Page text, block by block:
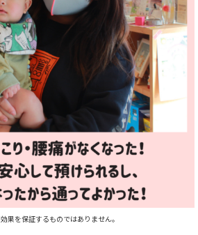
効果を保証するものではありません。